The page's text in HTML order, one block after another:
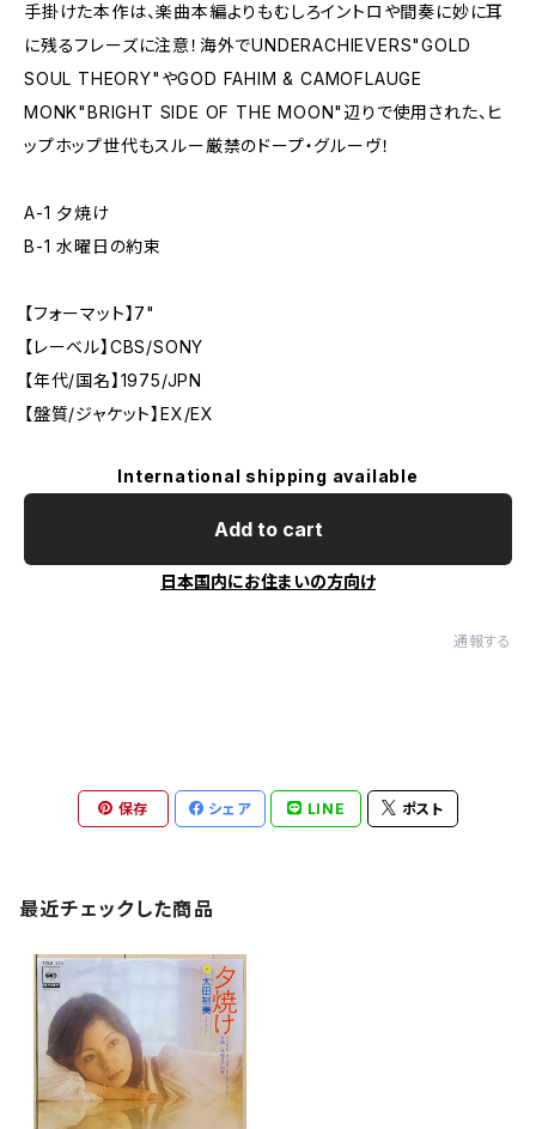
手掛けた本作は、楽曲本編よりもむしろイントロや間奏に妙に耳
に残るフレーズに注意！海外でUNDERACHIEVERS"GOLD
SOUL THEORY"やGOD FAHIM & CAMOFLAUGE
MONK"BRIGHT SIDE OF THE MOON"辺りで使用された、ヒ
ップホップ世代もスルー厳禁のドープ・グルーヴ！
A-1 夕焼け
B-1 水曜日の約束
【フォーマット】7"
【レーベル】CBS/SONY
【年代/国名】1975/JPN
【盤質/ジャケット】EX/EX
International shipping available
Add to cart
日本国内にお住まいの方向け
通報する
保存 シェア LINE ポスト
最近チェックした商品